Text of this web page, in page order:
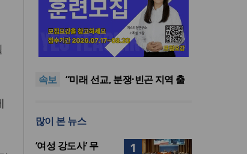
속보
[최원호 목사의 영혼의 양식 63]
말씀은 같은데 왜 열매는 다를
美 이민구금센터에 억류됐던
“미사일 속에서도 복음은 전해
“미래 선교, 분쟁·빈곤 지역 출
발
말씀은 같은데 왜 열매는 다를
美 이민구금센터에 억류됐던
한인 목회자 석방돼
많이 본 뉴스
1
‘여성 강도사’ 무